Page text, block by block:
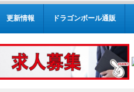
更新情報 ドラゴンボール通販